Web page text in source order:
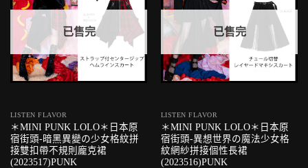
已售完
LISTEN FLAVOR
＊MINI PUNK LOLO＊日本原
宿街頭-暗黑異變の少女格紋拼
接雙扣帶不規則龐克裙
(2023517)PUNK
已售完
LISTEN FLAVOR
＊MINI PUNK LOLO＊日本原
宿街頭-異想世界の魔法少女格
紋網紗拼接個性長裙
(2023516)PUNK